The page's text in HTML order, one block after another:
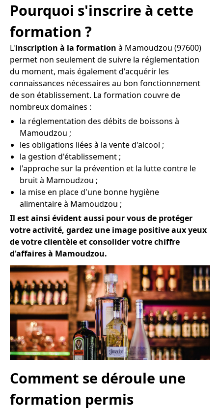
Pourquoi s'inscrire à cette
formation ?
L'inscription à la formation à Mamoudzou (97600)
permet non seulement de suivre la réglementation
du moment, mais également d'acquérir les
connaissances nécessaires au bon fonctionnement
de son établissement. La formation couvre de
nombreux domaines :
la réglementation des débits de boissons à
Mamoudzou ;
les obligations liées à la vente d'alcool ;
la gestion d'établissement ;
l'approche sur la prévention et la lutte contre le
bruit à Mamoudzou ;
la mise en place d'une bonne hygiène
alimentaire à Mamoudzou ;
Il est ainsi évident aussi pour vous de protéger
votre activité, gardez une image positive aux yeux
de votre clientèle et consolider votre chiffre
d'affaires à Mamoudzou.
Comment se déroule une
formation permis